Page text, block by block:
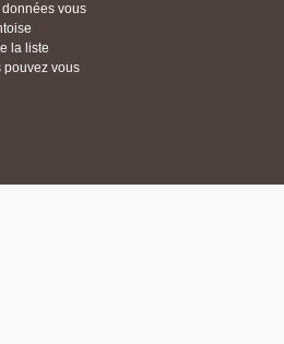
vous
la liste
pouvez vous